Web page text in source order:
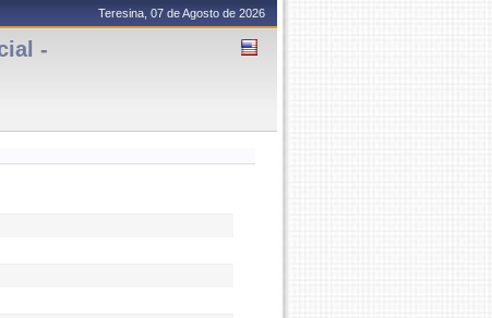
Teresina, 07 de Agosto de 2026
-